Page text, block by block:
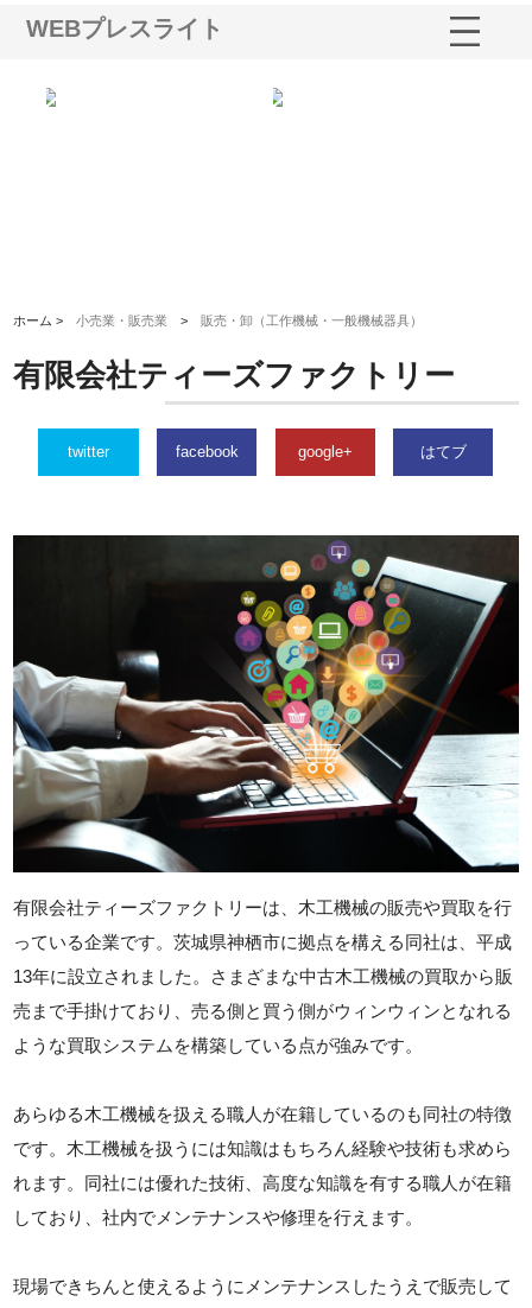
WEBプレスライト
ホーム >小売業・販売業 > 販売・卸（工作機械・一般機械器具）
有限会社ティーズファクトリー
twitter facebook google+ はてブ
有限会社ティーズファクトリーは、木工機械の販売や買取を行
っている企業です。茨城県神栖市に拠点を構える同社は、平成
13年に設立されました。さまざまな中古木工機械の買取から販
売まで手掛けており、売る側と買う側がウィンウィンとなれる
ような買取システムを構築している点が強みです。
あらゆる木工機械を扱える職人が在籍しているのも同社の特徴
です。木工機械を扱うには知識はもちろん経験や技術も求めら
れます。同社には優れた技術、高度な知識を有する職人が在籍
しており、社内でメンテナンスや修理を行えます。
現場できちんと使えるようにメンテナンスしたうえで販売して